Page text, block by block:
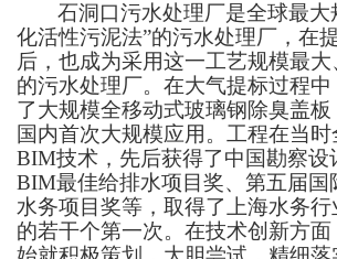
石洞口污水处理厂是全球最大
化活性污泥法”的污水处理厂，在
后，也成为采用这一工艺规模最
的污水处理厂。在大气提标过程中
了大规模全移动式玻璃钢除臭盖
国内首次大规模应用。工程在当
BIM技术，先后获得了中国勘察设
BIM最佳给排水项目奖、第五届国
水务项目奖等，取得了上海水务
的若干个第一次。在技术创新方面